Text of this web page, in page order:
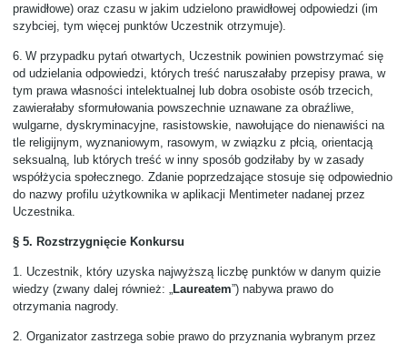
prawidłowe) oraz czasu w jakim udzielono prawidłowej odpowiedzi (im
szybciej, tym więcej punktów Uczestnik otrzymuje).
6. W przypadku pytań otwartych, Uczestnik powinien powstrzymać się
od udzielania odpowiedzi, których treść naruszałaby przepisy prawa, w
tym prawa własności intelektualnej lub dobra osobiste osób trzecich,
zawierałaby sformułowania powszechnie uznawane za obraźliwe,
wulgarne, dyskryminacyjne, rasistowskie, nawołujące do nienawiści na
tle religijnym, wyznaniowym, rasowym, w związku z płcią, orientacją
seksualną, lub których treść w inny sposób godziłaby by w zasady
współżycia społecznego. Zdanie poprzedzające stosuje się odpowiednio
do nazwy profilu użytkownika w aplikacji Mentimeter nadanej przez
Uczestnika.
§ 5. Rozstrzygnięcie Konkursu
1. Uczestnik, który uzyska najwyższą liczbę punktów w danym quizie
wiedzy (zwany dalej również: „Laureatem”) nabywa prawo do
otrzymania nagrody.
2. Organizator zastrzega sobie prawo do przyznania wybranym przez